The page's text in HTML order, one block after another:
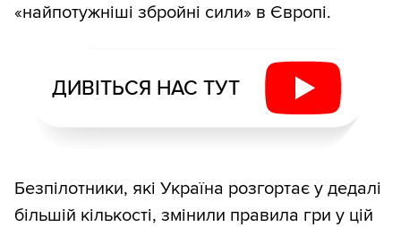
«найпотужніші збройні сили» в Європі.
ДИВІТЬСЯ НАС ТУТ
Безпілотники, які Україна розгортає у дедалі
більшій кількості, змінили правила гри у цій